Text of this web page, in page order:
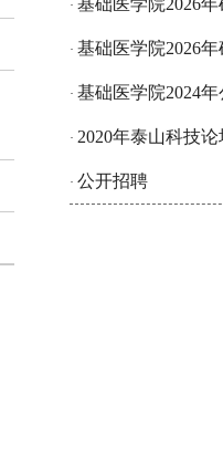
· 基础医学院2026
· 基础医学院2026
· 基础医学院2024
· 2020年泰山科技
· 公开招聘